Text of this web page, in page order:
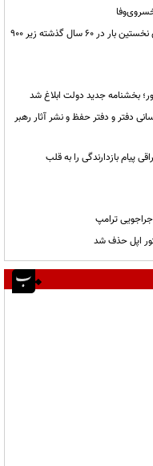
سقوط تاریخی نرخ تولد در ایران؛ شمار نوزادان برای نخستین بار در ۶۰ سال گذشته زیر ۹۰۰
بخشنامه جدید دولت ابلاغ شد
دفتر و دفتر حفظ و نشر آثار رهبر
پیام بازدارندگی را به قلب
ترامپ
اپل حذف شد